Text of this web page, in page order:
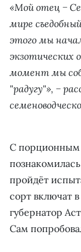
«Мой отец −
мире
этого мы
момент мы
"радугу"», −
С порционным
пройдёт
сорт включат
губернатор
Сам